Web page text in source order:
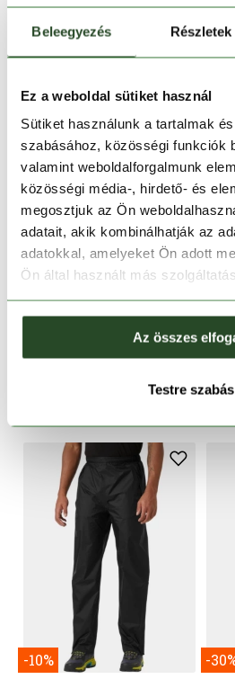
Beleegyezés Részletek
Ez a weboldal sütiket használ
Sütiket használunk a tartalmak
szabásához, közösségi funkciók
valamint weboldalforgalmunk
közösségi média-, hirdető- és
megosztjuk az Ön
adatait, akik kombinálhatják az
adatokkal, amelyeket Ön adott
Ön által használt más
Az összes
Testre szabás
-20%
HELLY HANSEN
Bryggen Chino Pant
-10% -